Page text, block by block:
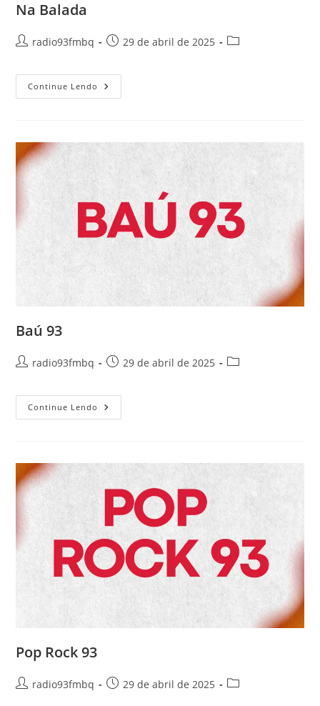
Na Balada
radio93fmbq 29 de abril de 2025
Continue Lendo
Baú 93
radio93fmbq 29 de abril de 2025
Continue Lendo
Pop Rock 93
radio93fmbq 29 de abril de 2025